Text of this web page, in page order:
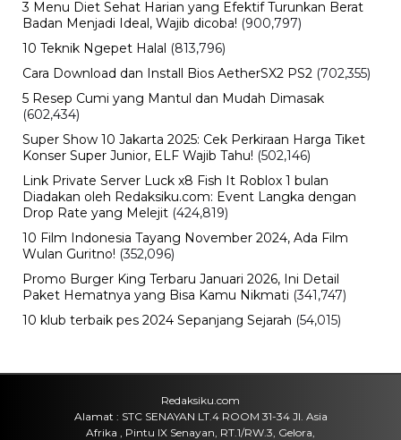
3 Menu Diet Sehat Harian yang Efektif Turunkan Berat
Badan Menjadi Ideal, Wajib dicoba! (900,797)
10 Teknik Ngepet Halal (813,796)
Cara Download dan Install Bios AetherSX2 PS2 (702,355)
5 Resep Cumi yang Mantul dan Mudah Dimasak
(602,434)
Super Show 10 Jakarta 2025: Cek Perkiraan Harga Tiket
Konser Super Junior, ELF Wajib Tahu! (502,146)
Link Private Server Luck x8 Fish It Roblox 1 bulan
Diadakan oleh Redaksiku.com: Event Langka dengan
Drop Rate yang Melejit (424,819)
10 Film Indonesia Tayang November 2024, Ada Film
Wulan Guritno! (352,096)
Promo Burger King Terbaru Januari 2026, Ini Detail
Paket Hematnya yang Bisa Kamu Nikmati (341,747)
10 klub terbaik pes 2024 Sepanjang Sejarah (54,015)
Redaksiku.com
Alamat : STC SENAYAN LT.4 ROOM 31-34 Jl. Asia
Afrika , Pintu IX Senayan, RT.1/RW.3, Gelora,